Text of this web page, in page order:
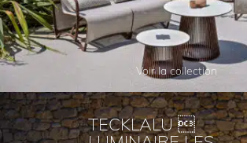
Voir la collection
TECKLALU 